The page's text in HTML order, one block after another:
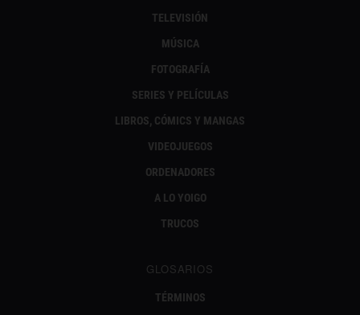
TELEVISIÓN
MÚSICA
FOTOGRAFÍA
SERIES Y PELÍCULAS
LIBROS, CÓMICS Y MANGAS
VIDEOJUEGOS
ORDENADORES
A LO YOIGO
TRUCOS
GLOSARIOS
TÉRMINOS